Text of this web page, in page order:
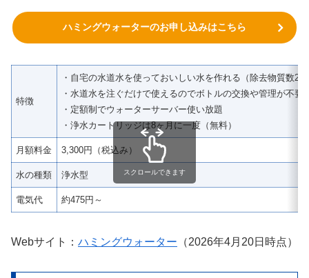
ハミングウォーターのお申し込みはこちら
特徴
・自宅の水道水を使っておいしい水を作れる（除去物質数26
・水道水を注ぐだけで使えるのでボトルの交換や管理が不要
・定額制でウォーターサーバー使い放題
・浄水カートリッジは8ヶ月に一度（無料）
月額料金 3,300円（税込み）
水の種類 浄水型
電気代 約475円～
スクロールできます
Webサイト： ハミングウォーター （2026年4月20日時点）